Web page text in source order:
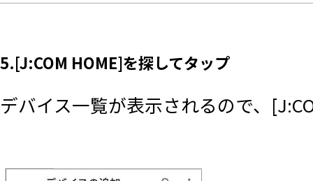
5.[J:COM HOME]を探してタップ
デバイス一覧が表示されるので、